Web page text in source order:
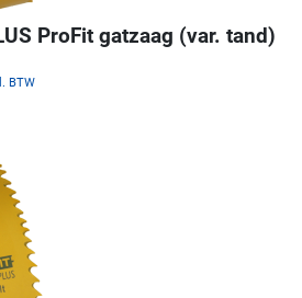
ProFit gatzaag (var. tand)
BTW